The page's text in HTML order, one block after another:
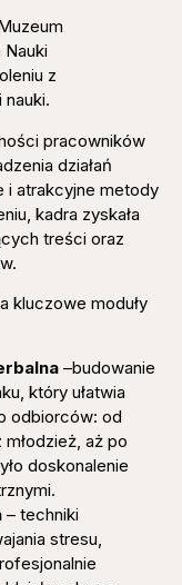
z
pracowników
działań
i atrakcyjne metody
kadra zyskała
treści oraz
kluczowe moduły
–budowanie
który ułatwia
odbiorców: od
aż po
doskonalenie
– techniki
stresu,